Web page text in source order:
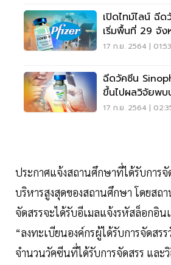
เปิดไทม์ไลน์ ฉี
เริ่มพื้นที่ 29 จั
17 ก.ย. 2564 |
ฉีดวัคซีน
ขึ้นไปผลวิจัยพ
ขึ้นสูง
17 ก.ย. 2564 |
ประกาศแจ้งสถานศึกษาที่ได้รับการ
บริหารสูงสุดของสถานศึกษา โดยสถ
จัดสรรจะได้รับอีเมลแจ้งรหัสล็อกอิน
“ลงทะเบียนองค์กรผู้ได้รับการจัดสร
จำนวนวัคซีนที่ได้รับการจัดสรร และวิ